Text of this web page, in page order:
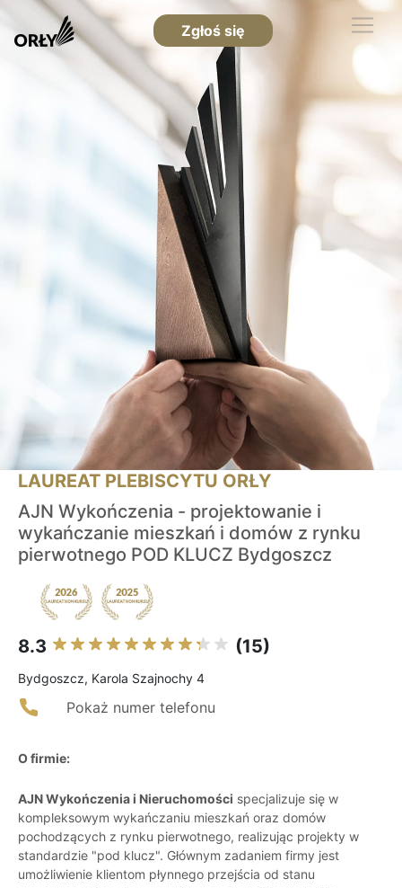
Zgłoś się
LAUREAT PLEBISCYTU ORŁY
AJN Wykończenia - projektowanie i
wykańczanie mieszkań i domów z rynku
pierwotnego POD KLUCZ Bydgoszcz
8.3 (15)
Bydgoszcz, Karola Szajnochy 4
Pokaż numer telefonu
O firmie:
AJN Wykończenia i Nieruchomości specjalizuje się w
kompleksowym wykańczaniu mieszkań oraz domów
pochodzących z rynku pierwotnego, realizując projekty w
standardzie "pod klucz". Głównym zadaniem firmy jest
umożliwienie klientom płynnego przejścia od stanu